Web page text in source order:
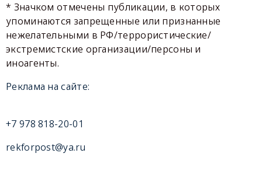
* Значком отмечены публикации, в которых
упоминаются запрещенные или признанные
нежелательными в РФ/террористические/
экстремистские организации/персоны и
иноагенты.
Реклама на сайте:
+7 978 818-20-01
rekforpost@ya.ru